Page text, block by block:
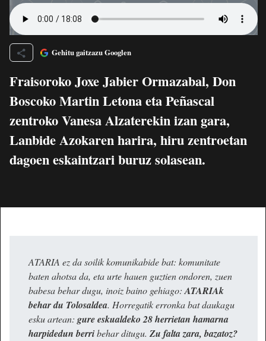
Gehitu gaitzazu Googlen
Fraisoroko Joxe Jabier Ormazabal, Don
Boscoko Martin Letona eta Peñascal
zentroko Vanesa Alzaterekin izan gara,
Lanbide Azokaren harira, hiru zentroetan
dagoen eskaintzari buruz solasean.
ATARIA ez da soilik komunikabide bat: komunitate
baten ahotsa da, eta urte hauen guztien ondoren, zuen
babesa behar dugu, inoiz baino gehiago:ATARIAk
behar du Tolosaldea. Horregatik erronka bat daukagu
esku artean: gure eskualdeko 28 herrietan hamarna
harpidedun berribehar ditugu. Zu falta zara, bazatoz?